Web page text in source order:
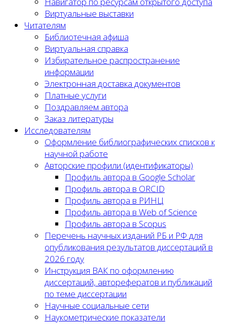
Виртуальные выставки
Читателям
Библиотечная афиша
Виртуальная справка
Избирательное распространение
информации
Электронная доставка документов
Платные услуги
Поздравляем автора
Заказ литературы
Исследователям
Оформление библиографических списков к
научной работе
Авторские профили (идентификаторы)
Профиль автора в Google Scholar
Профиль автора в ORCID
Профиль автора в РИНЦ
Профиль автора в Web of Science
Профиль автора в Scopus
Перечень научных изданий РБ и РФ для
опубликования результатов диссертаций в
2026 году
Инструкция ВАК по оформлению
диссертаций, авторефератов и публикаций
по теме диссертации
Научные социальные сети
Наукометрические показатели